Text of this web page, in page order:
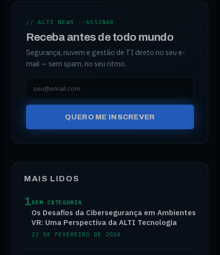
// ALTI NEWS --ASSINAR
Receba antes de todo mundo
Segurança, nuvem e gestão de TI direto no seu e-
mail — sem spam, no seu ritmo.
QUERO ME INSCREVER
MAIS LIDOS
1SEM CATEGORIA
Os Desafios da Cibersegurança em Ambientes
VR: Uma Perspectiva da ALTI Tecnologia
22 DE FEVEREIRO DE 2024